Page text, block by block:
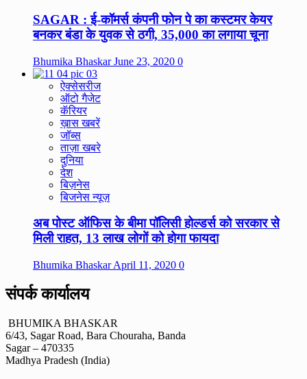
SAGAR : ई-कॉमर्स कंपनी फोन पे का कस्टमर केयर
बनकर बंडा के युवक से ठगी, 35,000 का लगाया चूना
Bhumika BhaskarJune 23, 2020 0
ऐक्सेसरीज
ऑटो गैजेट
कॅरियर
ख़ास खबरें
जॉब्स
ताज़ा खबरे
दुनिया
देश
बिज़नेस
बिजनेस न्यूज़
अब पोस्ट ऑफिस के बीमा पॉलिसी होल्डर्स को सरकार से
मिली राहत, 13 लाख लोगों को होगा फायदा
Bhumika BhaskarApril 11, 2020 0
संपर्क कार्यालय
BHUMIKA BHASKAR
6/43, Sagar Road, Bara Chouraha, Banda
Sagar – 470335
Madhya Pradesh (India)